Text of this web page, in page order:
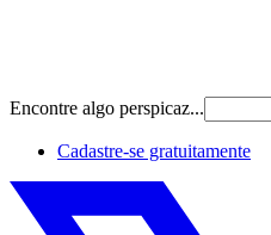
Encontre algo perspicaz...
Cadastre‐se gratuitamente